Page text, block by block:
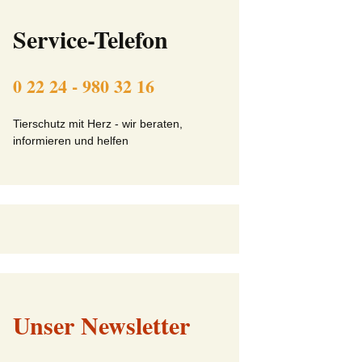
Tier-Patenschaft-
Service-Telefon
0 22 24 - 980 32 16
Tierschutz mit Herz - wir beraten,
informieren und helfen
Unser Newsletter